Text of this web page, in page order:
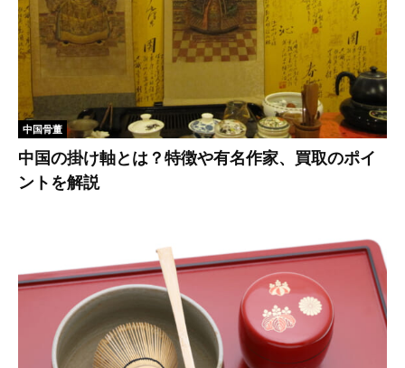
中国骨董
中国の掛け軸とは？特徴や有名作家、買取のポイ
ントを解説